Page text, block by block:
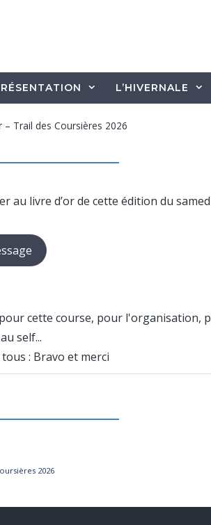
L’HIVERNALE
– Trail des Coursières 2026
au livre d’or de cette édition du
cette course, pour
self...
: Bravo et merci
2026